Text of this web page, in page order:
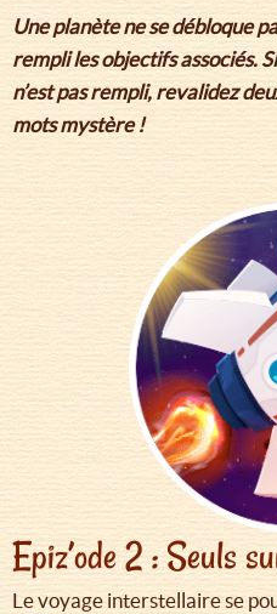
Une planète ne se débloque
rempli les objectifs associés.
n’est pas rempli, revalidez
mots mystère !
Epiz’ode 2 : Seuls
Le voyage interstellaire se